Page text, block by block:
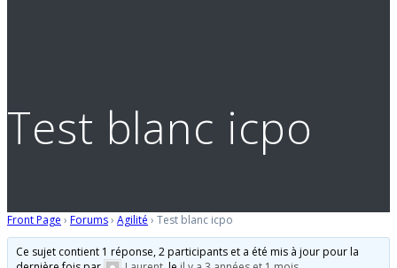
Test blanc icpo
Front Page › Forums› Agilité › Test blanc icpo
Ce sujet contient 1 réponse, 2 participants et a été mis à jour pour la